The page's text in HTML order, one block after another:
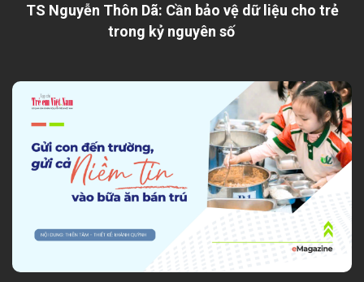
TS Nguyễn Thôn Dã: Cần bảo vệ dữ liệu cho trẻ
trong kỷ nguyên số